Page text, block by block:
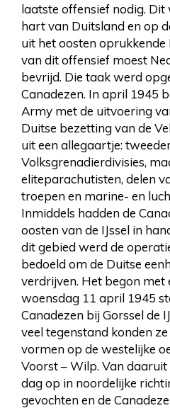
laatste offensief nodig.
hart van Duitsland en op
uit het oosten oprukkende
van dit offensief moest
bevrijd. Die taak werd
Canadezen. In april 1945
Army met de uitvoering
Duitse bezetting van de
uit een allegaartje:
Volksgrenadierdivisies,
eliteparachutisten, delen
troepen en marine- en
Inmiddels hadden de
oosten van de IJssel in
dit gebied werd de
bedoeld om de Duitse
verdrijven. Het begon met
woensdag 11 april 1945
Canadezen bij Gorssel de
veel tegenstand konden
vormen op de westelijke
Voorst – Wilp. Van
dag op in noordelijke
gevochten en de